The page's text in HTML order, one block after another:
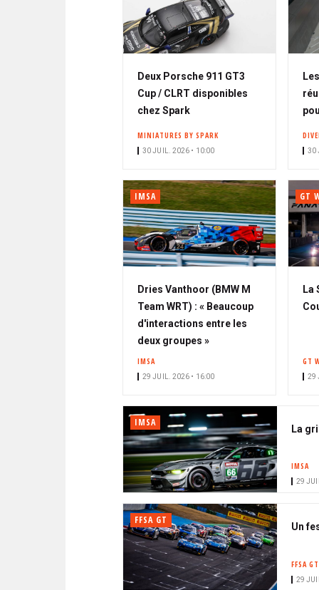
Deux Porsche 911 GT3
Cup / CLRT disponibles
chez Spark
MINIATURES BY SPARK
30 JUIL. 2026 • 10:00 30
IMSA
Dries Vanthoor (BMW M
Team WRT) : « Beaucoup
d'interactions entre les
deux groupes »
IMSA
29 JUIL. 2026 • 16:00
GT
La
GT
29
IMSA
La
IMSA
29
FFSA GT
Un
FFSA GT
29